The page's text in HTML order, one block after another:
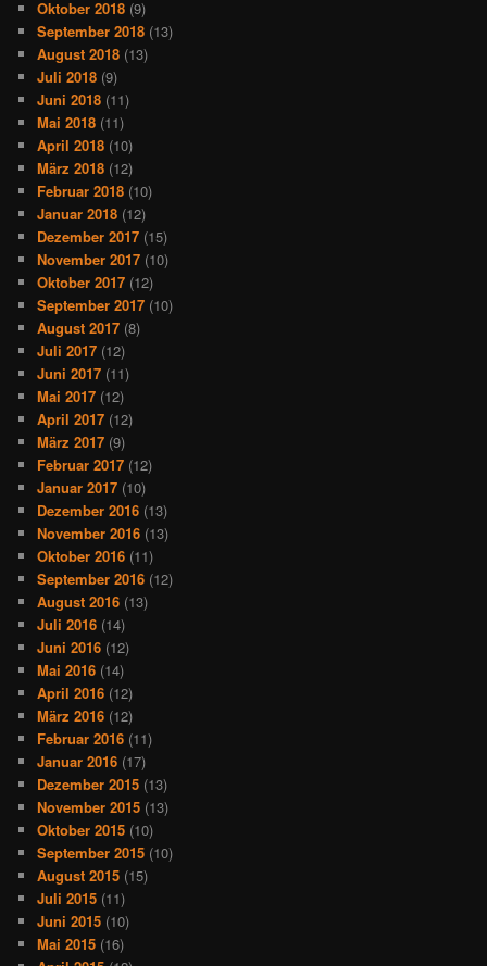
Oktober 2018 (9)
September 2018 (13)
August 2018 (13)
Juli 2018 (9)
Juni 2018 (11)
Mai 2018 (11)
April 2018 (10)
März 2018 (12)
Februar 2018 (10)
Januar 2018 (12)
Dezember 2017 (15)
November 2017 (10)
Oktober 2017 (12)
September 2017 (10)
August 2017 (8)
Juli 2017 (12)
Juni 2017 (11)
Mai 2017 (12)
April 2017 (12)
März 2017 (9)
Februar 2017 (12)
Januar 2017 (10)
Dezember 2016 (13)
November 2016 (13)
Oktober 2016 (11)
September 2016 (12)
August 2016 (13)
Juli 2016 (14)
Juni 2016 (12)
Mai 2016 (14)
April 2016 (12)
März 2016 (12)
Februar 2016 (11)
Januar 2016 (17)
Dezember 2015 (13)
November 2015 (13)
Oktober 2015 (10)
September 2015 (10)
August 2015 (15)
Juli 2015 (11)
Juni 2015 (10)
Mai 2015 (16)